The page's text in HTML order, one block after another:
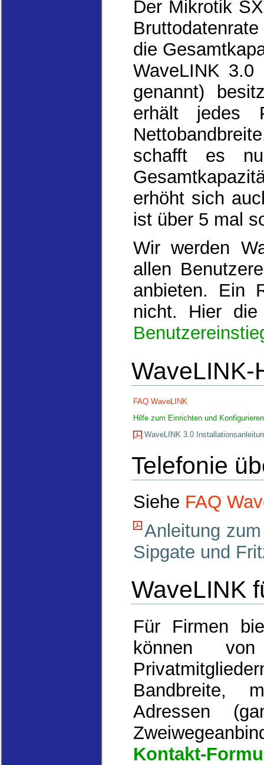
Der Mikrotik
die
WaveLINK 3.0
genannt)
erhält jedes
schafft es
erhöht sich
ist über 5 mal
Wir werden
allen
anbieten. Ein
nicht. Hier
WaveLINK-
FAQ WaveLINK
Hilfe zum Einrichten und
WaveLINK 3.0
Telefonie
Siehe FAQ
Anleitung
Sipgate und
WaveLINK
Für Firmen
können
Bandbreite,
Adressen
Kontakt-